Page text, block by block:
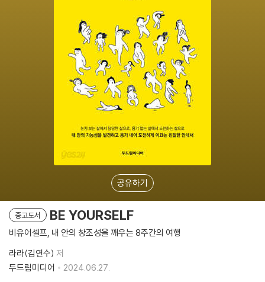
공유하기
중고도서 BE YOURSELF
비유어셀프, 내 안의 창조성을 깨우는 8주간의 여행
라라(김연수) 저
두드림미디어
2024.06.27.